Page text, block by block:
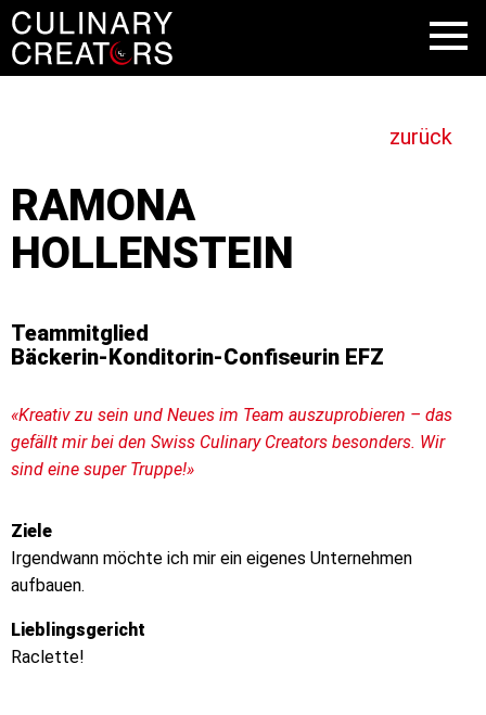
zurück
RAMONA
HOLLENSTEIN
Teammitglied
Bäckerin-Konditorin-Confiseurin EFZ
«Kreativ zu sein und Neues im Team auszuprobieren – das
gefällt mir bei den Swiss Culinary Creators besonders. Wir
sind eine super Truppe!»
Ziele
Irgendwann möchte ich mir ein eigenes Unternehmen
aufbauen.
Lieblingsgericht
Raclette!